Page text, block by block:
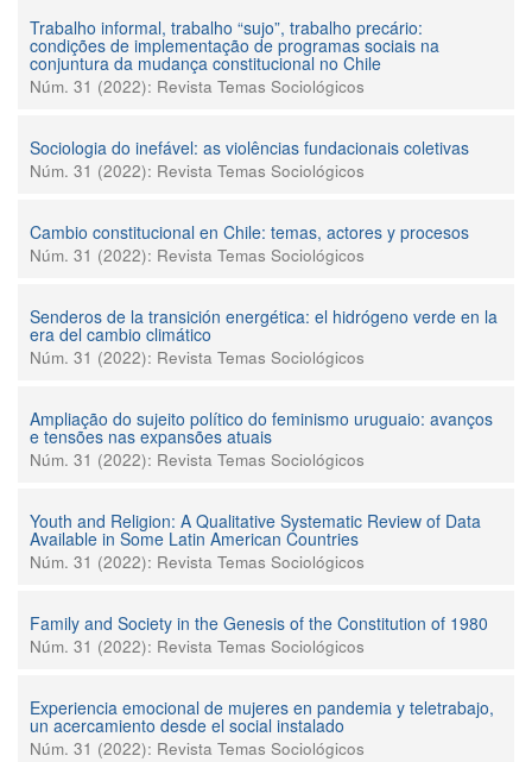
Trabalho informal, trabalho “sujo”, trabalho precário:
condições de implementação de programas sociais na
conjuntura da mudança constitucional no Chile
Núm. 31 (2022): Revista Temas Sociológicos
Sociologia do inefável: as violências fundacionais coletivas
Núm. 31 (2022): Revista Temas Sociológicos
Cambio constitucional en Chile: temas, actores y procesos
Núm. 31 (2022): Revista Temas Sociológicos
Senderos de la transición energética: el hidrógeno verde en la
era del cambio climático
Núm. 31 (2022): Revista Temas Sociológicos
Ampliação do sujeito político do feminismo uruguaio: avanços
e tensões nas expansões atuais
Núm. 31 (2022): Revista Temas Sociológicos
Youth and Religion: A Qualitative Systematic Review of Data
Available in Some Latin American Countries
Núm. 31 (2022): Revista Temas Sociológicos
Family and Society in the Genesis of the Constitution of 1980
Núm. 31 (2022): Revista Temas Sociológicos
Experiencia emocional de mujeres en pandemia y teletrabajo,
un acercamiento desde el social instalado
Núm. 31 (2022): Revista Temas Sociológicos